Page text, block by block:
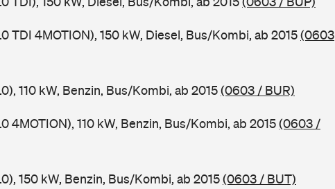
TDI 4MOTION), 150 kW, Diesel, Bus/Kombi, ab 2015(0603
110 kW, Benzin, Bus/Kombi, ab 2015(0603 / BUR)
4MOTION), 110 kW, Benzin, Bus/Kombi, ab 2015(0603 /
150 kW, Benzin, Bus/Kombi, ab 2015(0603 / BUT)